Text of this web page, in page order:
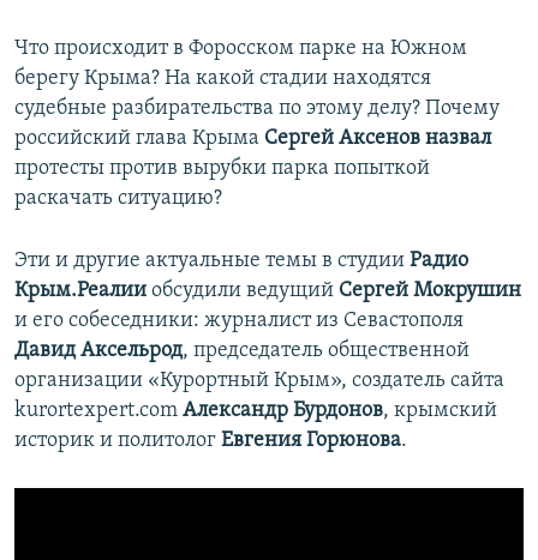
Что происходит в Форосском парке на Южном
берегу Крыма? На какой стадии находятся
судебные разбирательства по этому делу? Почему
российский глава Крыма Сергей Аксенов назвал
протесты против вырубки парка попыткой
раскачать ситуацию?
Эти и другие актуальные темы в студии Радио
Крым.Реалии обсудили ведущий Сергей Мокрушин
и его собеседники: журналист из Севастополя
Давид Аксельрод, председатель общественной
организации «Курортный Крым», создатель сайта
kurortexpert.com Александр Бурдонов, крымский
историк и политолог Евгения Горюнова.